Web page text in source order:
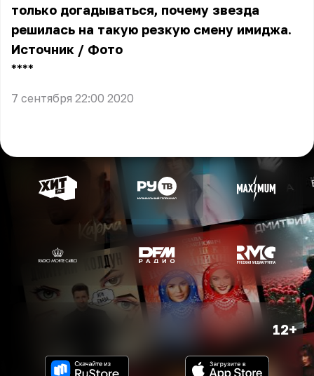
только догадываться, почему звезда
решилась на такую резкую смену имиджа.
Источник / Фото
** **
7 сентября 22:00 2020
12+